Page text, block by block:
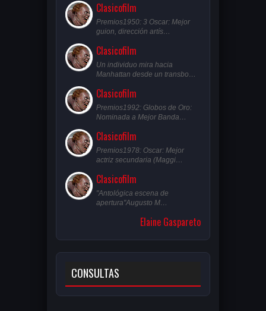
Clasicofilm
Premios1950: 3 Oscar: Mejor
guion, dirección artís…
Clasicofilm
Un individuo mira hacia
Manhattan desde un transbo…
Clasicofilm
Premios1992: Globos de Oro:
Nominada a Mejor Banda…
Clasicofilm
Premios1978: Oscar: Mejor
actriz secundaria (Maggi…
Clasicofilm
"Antológica escena de
apertura"Augusto M…
Elaine Gaspareto
CONSULTAS